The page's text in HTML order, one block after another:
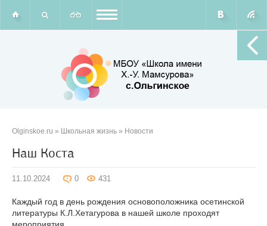
Olginskoe.ru » Школьная жизнь » Новости
Наш Коста
11.10.2024 0 431
Каждый год в день рождения основоположника осетинской
литературы К.Л.Хетагурова в нашей школе проходят